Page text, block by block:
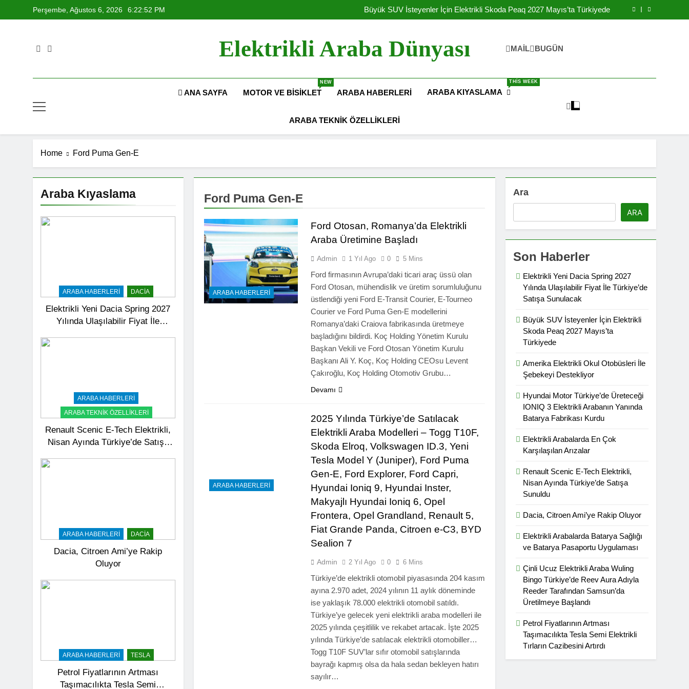
to
Perşembe, Ağustos 6, 2026 6:22:52 PM
Sunulacak
Büyük SUV İsteyenler İçin Elektrikli Skoda Peaq 2027 Mayıs’ta Türkiyede
Amerika Elektrikli Okul Otobüsleri İle Şebekeyi Destekliyor
Büyük SUV İsteyenler İçin Elektrikli Skoda Peaq 2027 Mayıs’ta Türkiyede
Amerika Elektrikli Okul Otobüsleri İle Şebekeyi Destekliyor
Elektrikli Araba Dünyası MAIL BUGÜN
ANA SAYFA MOTOR VE BISIKLET
NEW
ARABA HABERLERI ARABA KIYASLAMA
THIS WEEK
ARABA TEKNIK ÖZELLIKLERI
Home Ford Puma Gen-E
Araba Kıyaslama
ARABA HABERLERI DACIA
Elektrikli Yeni Dacia Spring 2027
Yılında Ulaşılabilir Fiyat İle
ARABA HABERLERI
ARABA TEKNIK ÖZELLIKLERI
Renault Scenic E-Tech Elektrikli,
Nisan Ayında Türkiye’de Satışa
ARABA HABERLERI DACIA
Dacia, Citroen Ami’ye Rakip
Oluyor
ARABA HABERLERI TESLA
Petrol Fiyatlarının Artması
Taşımacılıkta Tesla Semi
Ford Puma Gen-E
ARABA HABERLERI
Ford Otosan, Romanya’da Elektrikli
Araba Üretimine Başladı
Admin 1 Yıl Ago 0 5 Mins
Ford firmasının Avrupa’daki ticari araç üssü olan
Ford Otosan, mühendislik ve üretim sorumluluğunu
üstlendiği yeni Ford E-Transit Courier, E-Tourneo
Courier ve Ford Puma Gen-E modellerini
Romanya’daki Craiova fabrikasında üretmeye
başladığını bildirdi. Koç Holding Yönetim Kurulu
Başkan Vekili ve Ford Otosan Yönetim Kurulu
Başkanı Ali Y. Koç, Koç Holding CEOsu Levent
Çakıroğlu, Koç Holding Otomotiv Grubu…
Devamı
ARABA HABERLERI
2025 Yılında Türkiye’de Satılacak
Elektrikli Araba Modelleri – Togg T10F,
Skoda Elroq, Volkswagen ID.3, Yeni
Tesla Model Y (Juniper), Ford Puma
Gen-E, Ford Explorer, Ford Capri,
Hyundai Ioniq 9, Hyundai Inster,
Makyajlı Hyundai Ioniq 6, Opel
Frontera, Opel Grandland, Renault 5,
Fiat Grande Panda, Citroen e-C3, BYD
Sealion 7
Admin 2 Yıl Ago 0 6 Mins
Türkiye’de elektrikli otomobil piyasasında 204 kasım
ayına 2.970 adet, 2024 yılının 11 aylık döneminde
ise yaklaşık 78.000 elektrikli otomobil satıldı.
Türkiye’ye gelecek yeni elektrikli araba modelleri ile
2025 yılında çeşitlilik ve rekabet artacak. İşte 2025
yılında Türkiye’de satılacak elektrikli otomobiller…
Togg T10F SUV’lar sıfır otomobil satışlarında
bayrağı kapmış olsa da hala sedan bekleyen hatırı
sayılır…
Ara
ARA
Son Haberler
Elektrikli Yeni Dacia Spring 2027
Yılında Ulaşılabilir Fiyat İle Türkiye’de
Satışa Sunulacak
Büyük SUV İsteyenler İçin Elektrikli
Skoda Peaq 2027 Mayıs’ta
Türkiyede
Amerika Elektrikli Okul Otobüsleri İle
Şebekeyi Destekliyor
Hyundai Motor Türkiye’de Üreteceği
IONIQ 3 Elektrikli Arabanın Yanında
Batarya Fabrikası Kurdu
Elektrikli Arabalarda En Çok
Karşılaşılan Arızalar
Renault Scenic E-Tech Elektrikli,
Nisan Ayında Türkiye’de Satışa
Sunuldu
Dacia, Citroen Ami’ye Rakip Oluyor
Elektrikli Arabalarda Batarya Sağlığı
ve Batarya Pasaportu Uygulaması
Çinli Ucuz Elektrikli Araba Wuling
Bingo Türkiye’de Reev Aura Adıyla
Reeder Tarafından Samsun’da
Üretilmeye Başlandı
Petrol Fiyatlarının Artması
Taşımacılıkta Tesla Semi Elektrikli
Tırların Cazibesini Artırdı